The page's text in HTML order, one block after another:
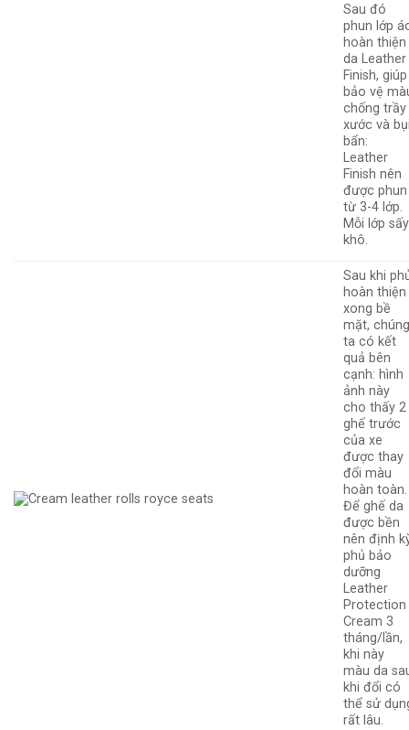
Sau đó
phun lớp
hoàn thiện
da Leather
Finish, giúp
bảo vệ
chống trầy
xước và
bẩn:
Leather
Finish nên
được phun
từ 3-4 lớp.
Mỗi lớp sấy
khô.
Sau khi
hoàn thiện
xong bề
mặt,
ta có kết
quả bên
cạnh: hình
ảnh này
cho thấy 2
ghế trước
của xe
được thay
đổi màu
hoàn toàn.
Để ghế da
được bền
nên định
phủ bảo
dưỡng
Leather
Protection
Cream 3
tháng/lần,
khi này
màu da
khi đổi có
thể sử
rất lâu.